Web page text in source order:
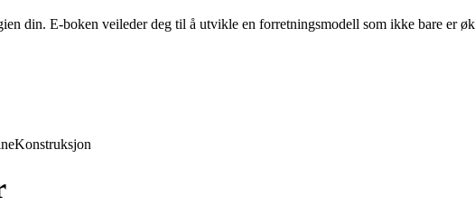
din. E-boken veileder deg til å utvikle en forretningsmodell som ikke bare er
Konstruksjon